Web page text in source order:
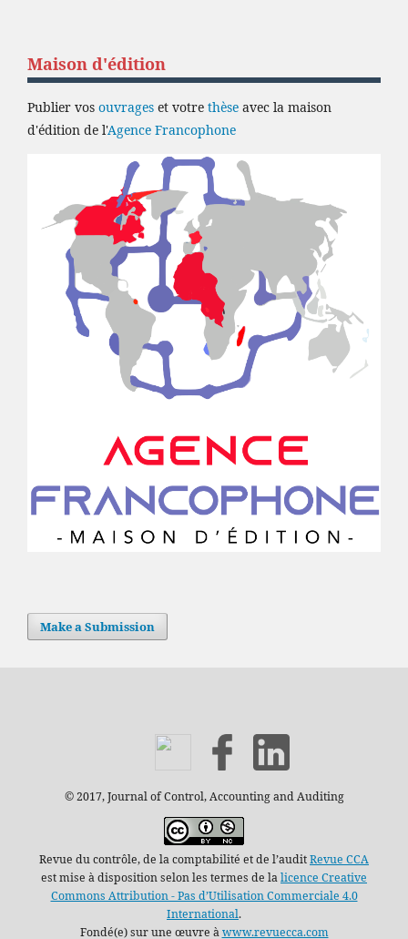
Maison d'édition
Publier vos ouvrages et votre thèse avec la maison
d'édition de l'Agence Francophone
Make a Submission
© 2017, Journal of Control, Accounting and Auditing
Revue du contrôle, de la comptabilité et de l’auditRevue CCA
est mise à disposition selon les termes de lalicence Creative
Commons Attribution - Pas d’Utilisation Commerciale 4.0
International.
Fondé(e) sur une œuvre àwww.revuecca.com